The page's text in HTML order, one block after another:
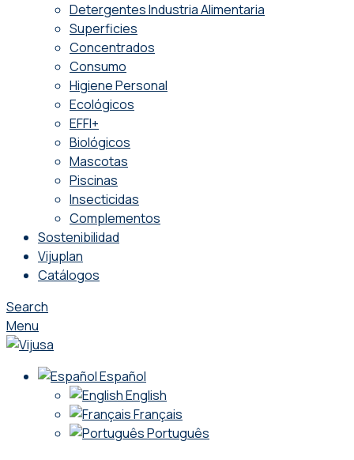
Detergentes Industria Alimentaria
Superficies
Concentrados
Consumo
Higiene Personal
Ecológicos
EFFI+
Biológicos
Mascotas
Piscinas
Insecticidas
Complementos
Sostenibilidad
Vijuplan
Catálogos
Search
Menu
Español
English
Français
Português